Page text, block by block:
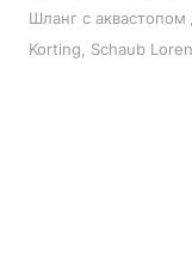
Шланг с
Korting, Schaub